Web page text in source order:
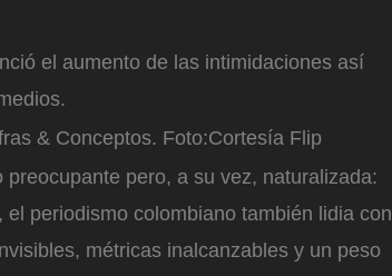
el aumento de las intimidaciones así
& Conceptos. Foto:Cortesía Flip
pero, a su vez, naturalizada:
periodismo colombiano también lidia con
métricas inalcanzables y un peso